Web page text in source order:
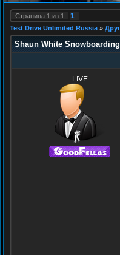
Страница 1 из 1 1
Test Drive Unlimited Russia »
Shaun White Snowboarding
LIVE